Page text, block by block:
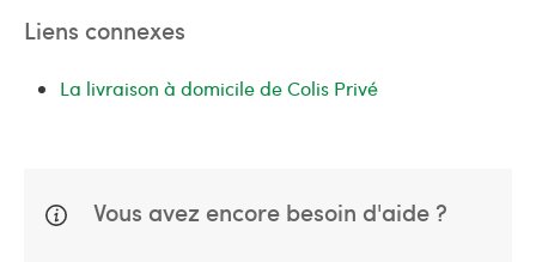
Liens connexes
La livraison à domicile de Colis Privé
Vous avez encore besoin d'aide ?